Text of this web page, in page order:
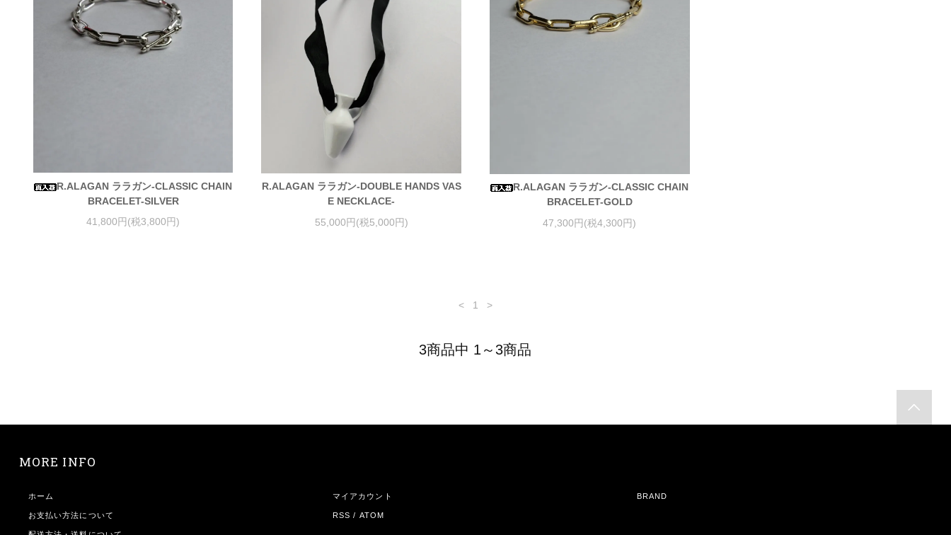
R.ALAGAN ララガン-CLASSIC CHAIN
BRACELET-SILVER
41,800円(税3,800円)
R.ALAGAN ララガン-DOUBLE HANDS VAS
E NECKLACE-
55,000円(税5,000円)
R.ALAGAN ララガン-CLASSIC CHAIN
BRACELET-GOLD
47,300円(税4,300円)
< 1 >
3商品中 1～3商品
MORE INFO
ホーム
お支払い方法について
マイアカウント
RSS / ATOM
BRAND